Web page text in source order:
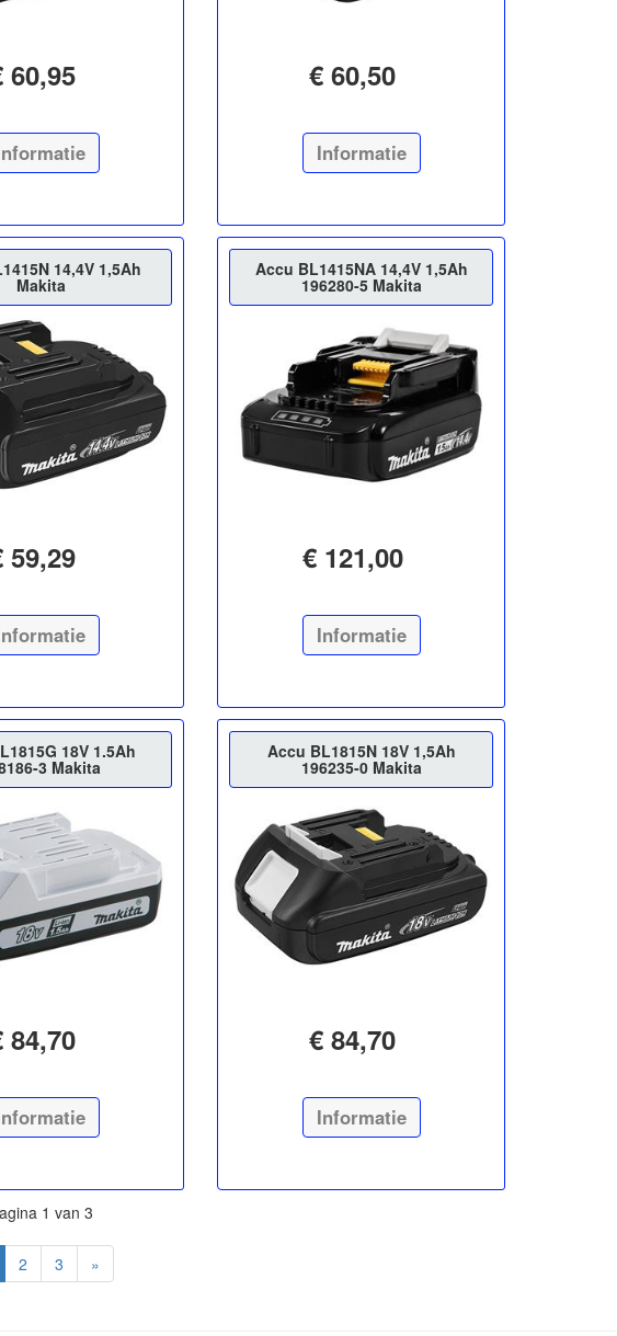
60,95 € 60,50
Informatie
14,4V 1,5Ah
Makita
59,29
Accu BL1415NA 14,4V 1,5Ah
196280-5 Makita
€ 121,00
Informatie
18V 1.5Ah
3 Makita
84,70
Accu BL1815N 18V 1,5Ah
196235-0 Makita
€ 84,70
Informatie
1 van 3
2 3 »